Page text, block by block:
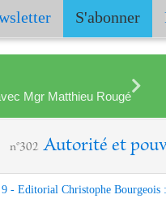
S'abonner
Mgr Matthieu Rougé
n°302 Autorité et
9 - Editorial Christophe Bourgeois